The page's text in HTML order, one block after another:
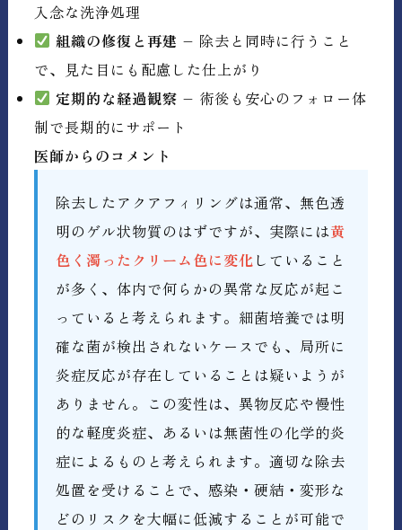
入念な洗浄処理
組織の修復と再建 – 除去と同時に行うこと
で、見た目にも配慮した仕上がり
定期的な経過観察 – 術後も安心のフォロー体
制で長期的にサポート
医師からのコメント
除去したアクアフィリングは通常、無色透
明のゲル状物質のはずですが、実際には黄
色く濁ったクリーム色に変化 していること
が多く、体内で何らかの異常な反応が起こ
っていると考えられます。細菌培養では明
確な菌が検出されないケースでも、局所に
炎症反応が存在していることは疑いようが
ありません。この変性は、異物反応や慢性
的な軽度炎症、あるいは無菌性の化学的炎
症によるものと考えられます。適切な除去
処置を受けることで、感染・硬結・変形な
どのリスクを大幅に低減することが可能で